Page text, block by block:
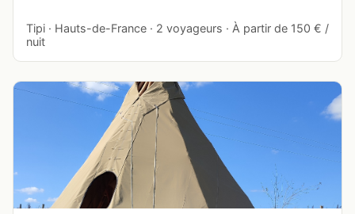
Tipi · Hauts-de-France · 2 voyageurs · À partir de 150 € /
nuit